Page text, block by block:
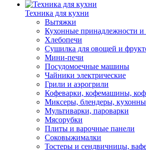
Техника для кухни
Вытяжки
Кухонные принадлежности и
Хлебопечи
Сушилка для овощей и
Мини-печи
Посудомоечные машины
Чайники электрические
Грили и аэрогрили
Кофеварки, кофемашины,
Миксеры, блендеры,
Мультиварки, пароварки
Мясорубки
Плиты и варочные панели
Соковыжималки
Тостеры и сендвичницы,